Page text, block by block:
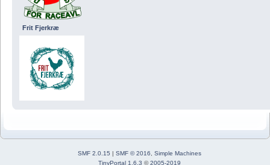
Frit Fjerkræ
SMF 2.0.15 | SMF © 2016
Simple Machines
TinyPortal 1.6.3 ©2005-2019